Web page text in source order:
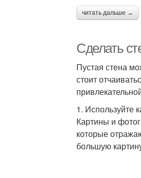
читать дальше →
Сделать
Пустая стена
стоит
1. Используйте
Картины и
которые
большую